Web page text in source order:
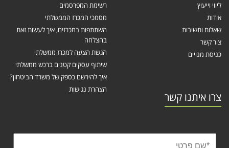
ליווי וייעוץ
אודות
שאלות ותשובות
צור קשר
כניסת מנויים
רשימת המפרסמים
מסמכי המכרז הממשלתי
השתתפות במכרזים, איך לעשות זאת
בהצלחה
הגשת הצעה למכרז ממשלתי
שיתוף עסקים קטנים ברכש ממשלתי
איך להירשם כספק של משרד הביטחון?
הצהרת נגישות
צרו איתנו קשר